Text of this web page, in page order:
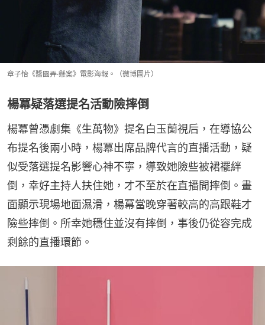
章子怡《醬園弄·懸案》電影海報。（微博圖片）
楊冪疑落選提名活動險摔倒
楊冪曾憑劇集《生萬物》提名白玉蘭視后，在導協公
布提名後兩小時，楊冪出席品牌代言的直播活動，疑
似受落選提名影響心神不寧，導致她險些被裙襬絆
倒，幸好主持人扶住她，才不至於在直播間摔倒。畫
面顯示現場地面濕滑，楊冪當晚穿著較高的高跟鞋才
險些摔倒。所幸她穩住並沒有摔倒，事後仍從容完成
剩餘的直播環節。